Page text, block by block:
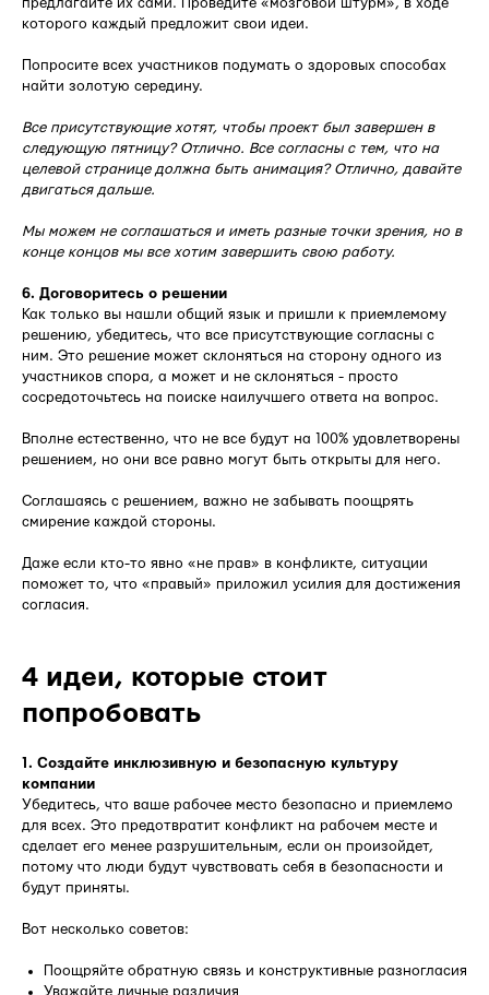
предлагайте их сами. Проведите «мозговой штурм», в ходе
которого каждый предложит свои идеи.
Попросите всех участников подумать о здоровых способах
найти золотую середину.
Все присутствующие хотят, чтобы проект был завершен в
следующую пятницу? Отлично. Все согласны с тем, что на
целевой странице должна быть анимация? Отлично, давайте
двигаться дальше.
Мы можем не соглашаться и иметь разные точки зрения, но в
конце концов мы все хотим завершить свою работу.
6. Договоритесь о решении
Как только вы нашли общий язык и пришли к приемлемому
решению, убедитесь, что все присутствующие согласны с
ним. Это решение может склоняться на сторону одного из
участников спора, а может и не склоняться - просто
сосредоточьтесь на поиске наилучшего ответа на вопрос.
Вполне естественно, что не все будут на 100% удовлетворены
решением, но они все равно могут быть открыты для него.
Соглашаясь с решением, важно не забывать поощрять
смирение каждой стороны.
Даже если кто-то явно «не прав» в конфликте, ситуации
поможет то, что «правый» приложил усилия для достижения
согласия.
4 идеи, которые стоит
попробовать
1. Создайте инклюзивную и безопасную культуру
компании
Убедитесь, что ваше рабочее место безопасно и приемлемо
для всех. Это предотвратит конфликт на рабочем месте и
сделает его менее разрушительным, если он произойдет,
потому что люди будут чувствовать себя в безопасности и
будут приняты.
Вот несколько советов:
Поощряйте обратную связь и конструктивные разногласия
Уважайте личные различия